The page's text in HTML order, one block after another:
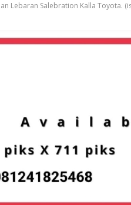
Lebaran Salebration Kalla Toyota.